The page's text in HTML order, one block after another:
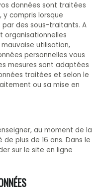
vos données sont traitées
compris lorsque
des sous-traitants. A
organisationnelles
utilisation,
personnelles vous
mesures sont adaptées
traitées et selon le
ou sa mise en
au moment de la
plus de 16 ans. Dans le
sur le site en ligne